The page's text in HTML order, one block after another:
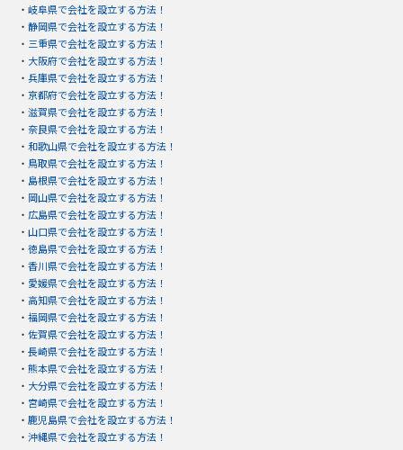
・ 岐阜県で会社を設立する方法！
・ 静岡県で会社を設立する方法！
・ 三重県で会社を設立する方法！
・ 大阪府で会社を設立する方法！
・ 兵庫県で会社を設立する方法！
・ 京都府で会社を設立する方法！
・ 滋賀県で会社を設立する方法！
・ 奈良県で会社を設立する方法！
・ 和歌山県で会社を設立する方法！
・ 鳥取県で会社を設立する方法！
・ 島根県で会社を設立する方法！
・ 岡山県で会社を設立する方法！
・ 広島県で会社を設立する方法！
・ 山口県で会社を設立する方法！
・ 徳島県で会社を設立する方法！
・ 香川県で会社を設立する方法！
・ 愛媛県で会社を設立する方法！
・ 高知県で会社を設立する方法！
・ 福岡県で会社を設立する方法！
・ 佐賀県で会社を設立する方法！
・ 長崎県で会社を設立する方法！
・ 熊本県で会社を設立する方法！
・ 大分県で会社を設立する方法！
・ 宮崎県で会社を設立する方法！
・ 鹿児島県で会社を設立する方法！
・ 沖縄県で会社を設立する方法！